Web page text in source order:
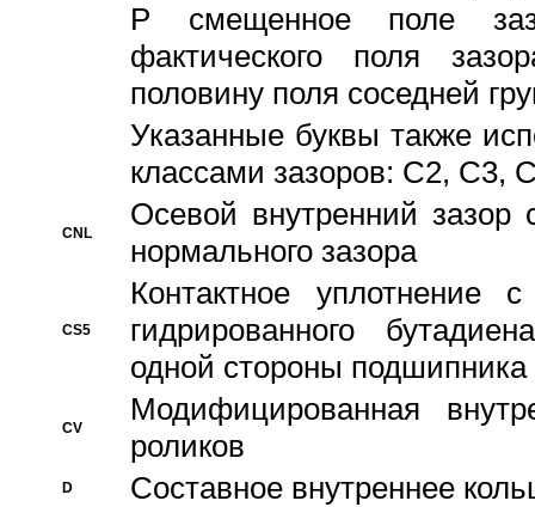
P смещенное поле
фактического поля
половину поля соседней
Указанные буквы также
классами зазоров: С2,
CNL
Осевой внутренний зазор
нормального зазора
CS5
Контактное уплотнение
гидрированного
одной стороны подшипника
CV
Модифицированная
роликов
D Составное внутреннее